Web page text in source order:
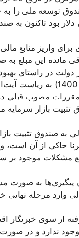
توسعه ملی را به
واریز منابع
مانده این مبلغ
دولت در راستای
سه‌شنبه (11 آبان ماه
مصوب قبلی
تثبیت بازار
به صندوق تثبیت
حاکی از آن است،
مشکلات موجود بر
پیگیری‌ها به صورت
وارد مرحله نهایی
از سوی خبرنگار
وجود ندارد و در